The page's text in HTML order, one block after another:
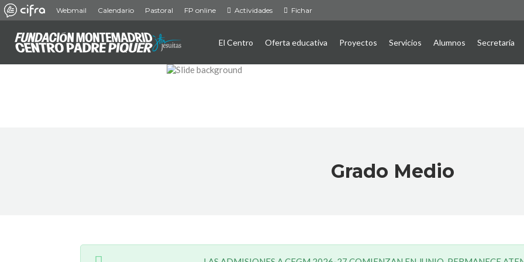
Webmail Calendario Pastoral FP online Actividades Fichar
El Centro Oferta educativa Proyectos Servicios Alumnos Secretaría
Grado Medio